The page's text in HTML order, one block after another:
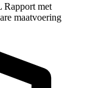
Rapport met
maatvoering